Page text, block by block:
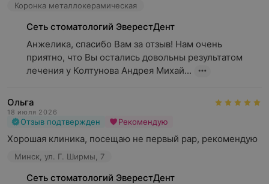
Обращаем ваше внимание, что обязательна
консультация специалиста: рекламируемые
медицинские услуги могут иметь
противопоказания и побочные реакции.
Коронка металлокерамическая
Сеть стоматологий ЭверестДент
Анжелика, спасибо Вам за отзыв! Нам очень
приятно, что Вы остались довольны результатом
лечения у Колтунова Андрея Михай...
Ольга
18 июля 2026
Отзыв подтвержден Рекомендую
Хорошая клиника, посещаю не первый рар, рекомендую
Минск, ул. Г. Ширмы, 7
Сеть стоматологий ЭверестДент